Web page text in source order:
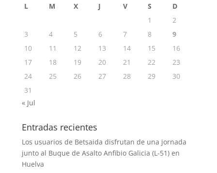
L M X J V S
D
1
2
3
4 5 6 7 8
9
10
11 12 13 14 15
16
17
18 19 20 21 22
23
24
25 26 27 28 29
30
31
« Jul
Entradas recientes
Los usuarios de Betsaida disfrutan de una jornada
junto al Buque de Asalto Anfibio Galicia (L-51) en
Huelva